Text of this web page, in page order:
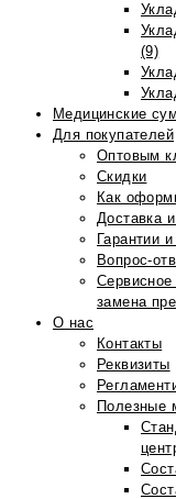
(9)
Медицинские
Для покупателей
Оптовым
Скидки
Как
Доставка
Гарантии
Вопрос-
замена
О нас
Контакты
Реквизиты
Полезные